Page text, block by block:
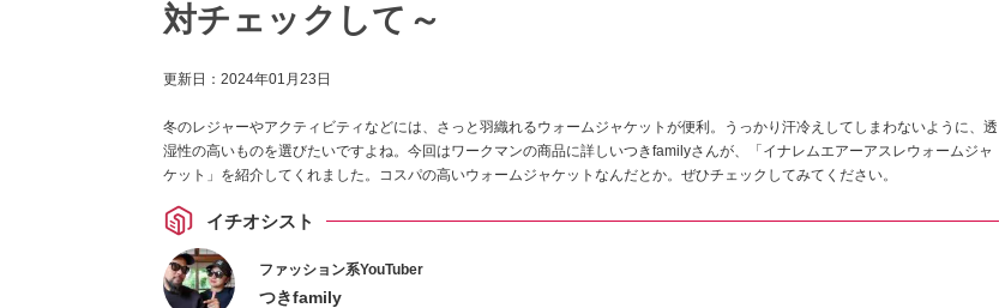
対チェックして～
更新日： 2024年01月23日
冬のレジャーやアクティビティなどには、さっと羽織れるウォームジャケットが便利。うっかり汗冷えしてしまわないように、透
湿性の高いものを選びたいですよね。今回はワークマンの商品に詳しいつきfamilyさんが、「イナレムエアーアスレウォームジャ
ケット」を紹介してくれました。コスパの高いウォームジャケットなんだとか。ぜひチェックしてみてください。
イチオシスト
ファッション系YouTuber
つきfamily